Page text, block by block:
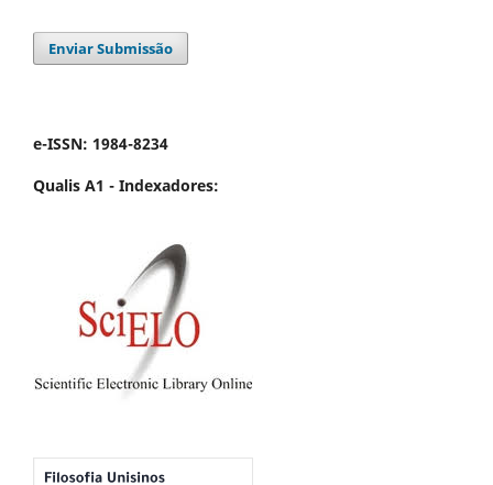
Enviar Submissão
e-ISSN: 1984-8234
Qualis A1 - Indexadores: